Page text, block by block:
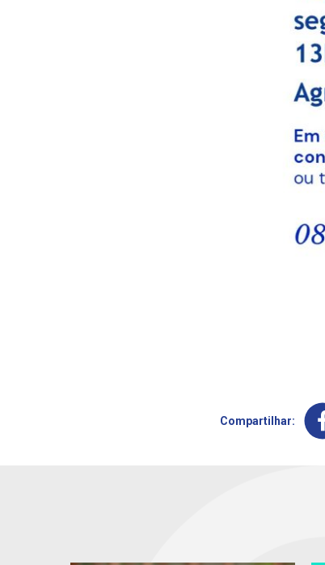
Compartilhar: